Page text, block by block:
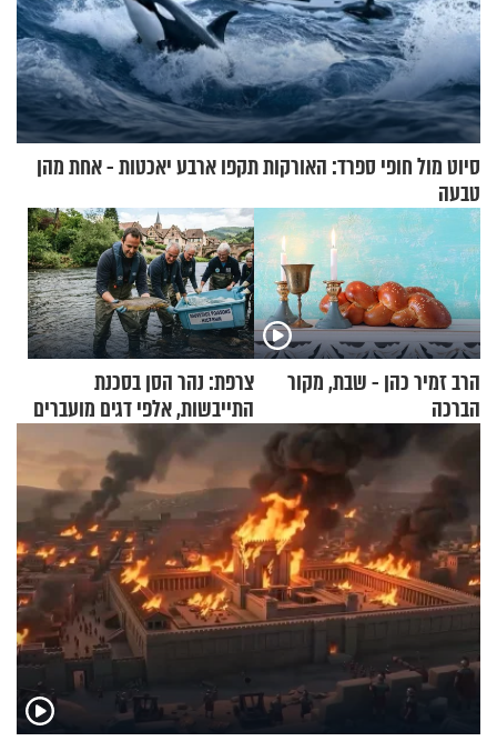
סיוט מול חופי ספרד: האורקות תקפו ארבע יאכטות - אחת מהן
טבעה
הרב זמיר כהן - שבת, מקור
הברכה
צרפת: נהר הסן בסכנת
התייבשות, אלפי דגים מועברים
במבצעי חילוץ